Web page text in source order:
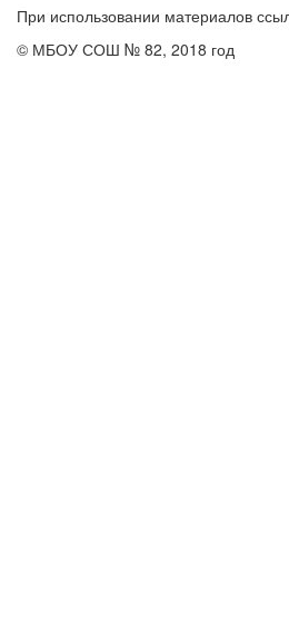
При использовании материалов
© МБОУ СОШ № 82, 2018 год